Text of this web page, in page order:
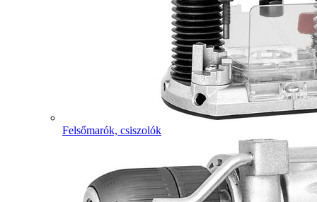
Felsőmarók, csiszolók